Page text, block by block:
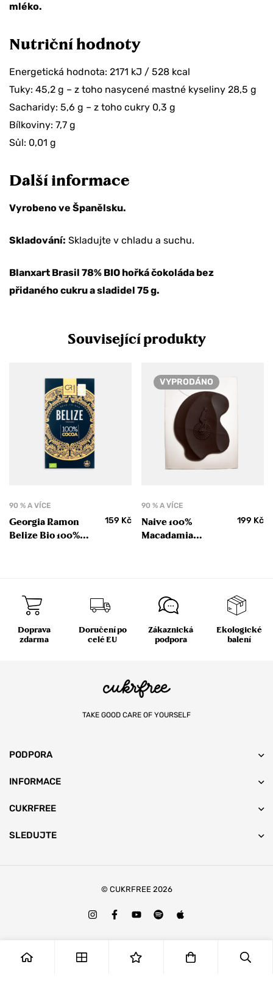
mléko.
Nutriční hodnoty
Energetická hodnota: 2171 kJ / 528 kcal
Tuky: 45,2 g – z toho nasycené mastné kyseliny 28,5 g
Sacharidy: 5,6 g – z toho cukry 0,3 g
Bílkoviny: 7,7 g
Sůl: 0,01 g
Další informace
Vyrobeno ve Španělsku.
Skladování: Skladujte v chladu a suchu.
Blanxart Brasil 78% BIO hořká čokoláda bez
přidaného cukru a sladidel 75 g.
Související produkty
90 % A VÍCE
Georgia Ramon
Belize Bio 100%
159 Kč
VYPRODÁNO
90 % A VÍCE
Naive 100%
Macadamia
199 Kč
Doprava
zdarma
Doručení po
celé EU
Zákaznická
podpora
Ekologické
balení
TAKE GOOD CARE OF YOURSELF
PODPORA
INFORMACE
CUKRFREE
SLEDUJTE
© CUKRFREE 2026